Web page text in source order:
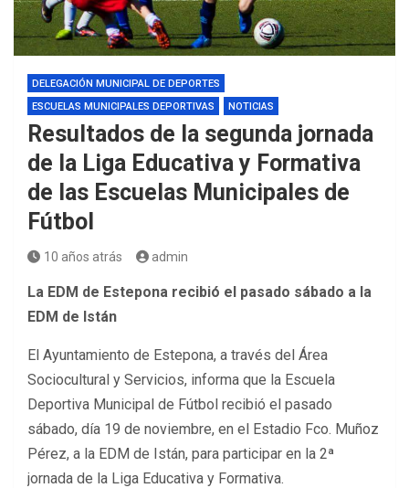
DELEGACIÓN MUNICIPAL DE DEPORTES
ESCUELAS MUNICIPALES DEPORTIVAS
NOTICIAS
Resultados de la segunda jornada
de la Liga Educativa y Formativa
de las Escuelas Municipales de
Fútbol
10 años atrás admin
La EDM de Estepona recibió el pasado sábado a la
EDM de Istán
El Ayuntamiento de Estepona, a través del Área
Sociocultural y Servicios, informa que la Escuela
Deportiva Municipal de Fútbol recibió el pasado
sábado, día 19 de noviembre, en el Estadio Fco. Muñoz
Pérez, a la EDM de Istán, para participar en la 2ª
jornada de la Liga Educativa y Formativa.